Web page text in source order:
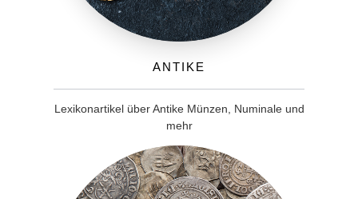
Antike
Lexikonartikel über Antike Münzen, Numinale und
mehr